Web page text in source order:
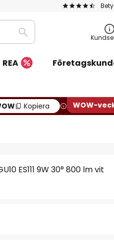
Sök
REA
Kopiera WOW-
ES111 9W 30° 800 lm vit